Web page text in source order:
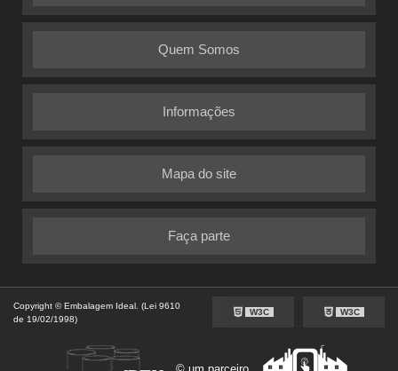
Quem Somos
Informações
Mapa do site
Faça parte
Copyright © Embalagem Ideal. (Lei 9610
de 19/02/1998)
W3C W3C